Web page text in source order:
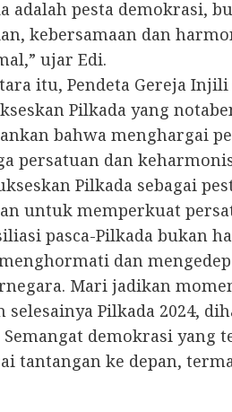
adalah pesta demokrasi,
kebersamaan dan
ujar Edi.
itu, Pendeta Gereja
Pilkada yang
bahwa menghargai
persatuan dan
Pilkada sebagai
untuk memperkuat
pasca-Pilkada bukan
dan
Mari jadikan
selesainya Pilkada 2024,
demokrasi yang
tantangan ke depan,